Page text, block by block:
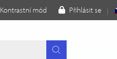
Kontrastní mód Přihlásit se